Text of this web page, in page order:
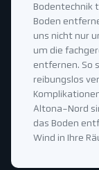
Bodentechnik
Boden
uns nicht nur
um die
entfernen. So
reibungslos
Altona-Nord
das Boden
Wind in Ihre